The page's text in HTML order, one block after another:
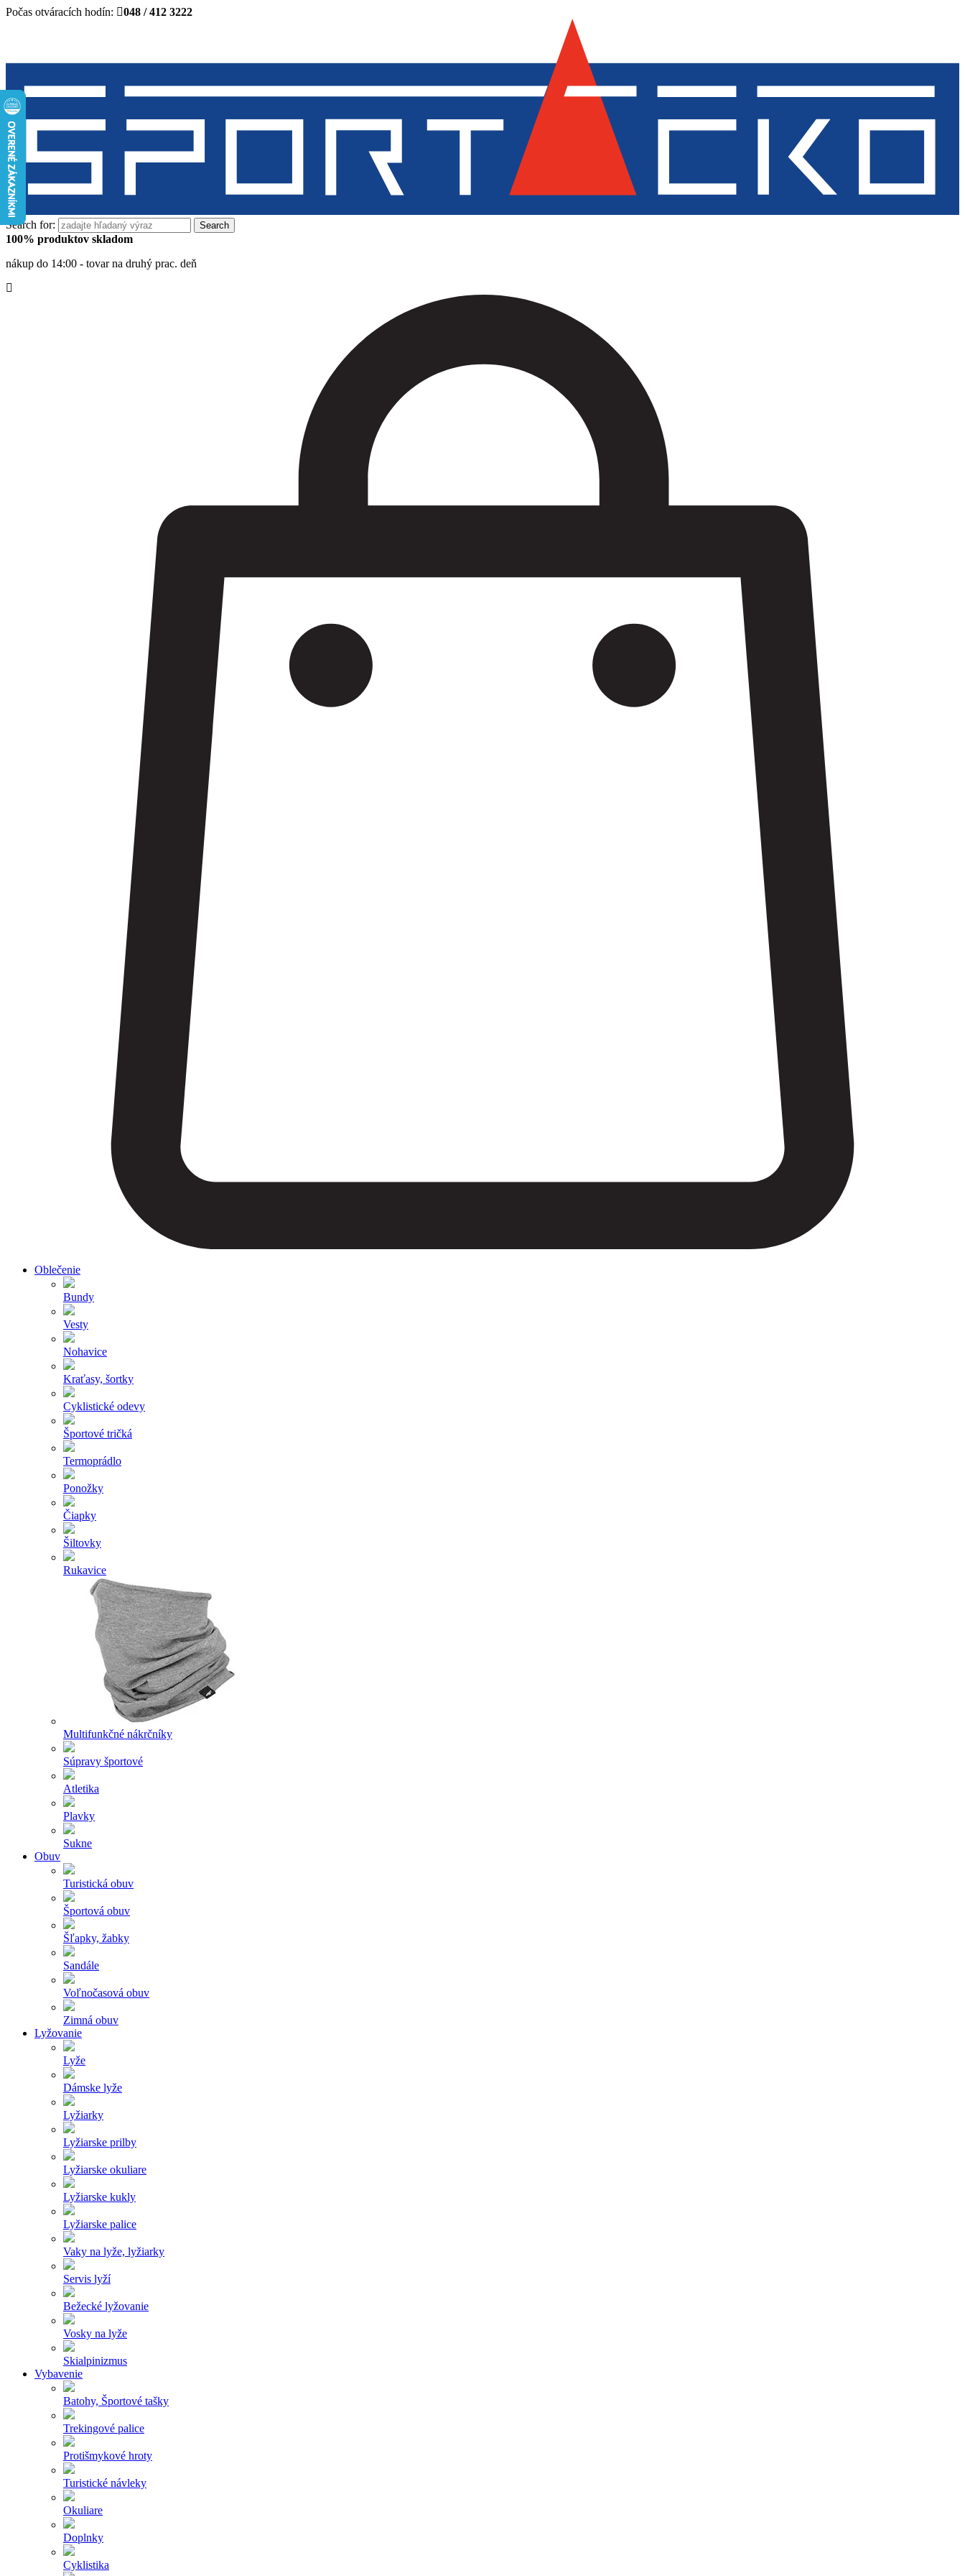
Počas otváracích hodín: 048 / 412 3222
Search for:
100% produktov skladom
nákup do 14:00 - tovar na druhý prac. deň
Oblečenie
Bundy
Vesty
Nohavice
Kraťasy, šortky
Cyklistické odevy
Športové tričká
Termoprádlo
Ponožky
Čiapky
Šiltovky
Rukavice
Multifunkčné nákrčníky
Súpravy športové
Atletika
Plavky
Sukne
Obuv
Turistická obuv
Športová obuv
Šľapky, žabky
Sandále
Voľnočasová obuv
Zimná obuv
Lyžovanie
Lyže
Dámske lyže
Lyžiarky
Lyžiarske prilby
Lyžiarske okuliare
Lyžiarske kukly
Lyžiarske palice
Vaky na lyže, lyžiarky
Servis lyží
Bežecké lyžovanie
Vosky na lyže
Skialpinizmus
Vybavenie
Batohy, Športové tašky
Trekingové palice
Protišmykové hroty
Turistické návleky
Okuliare
Doplnky
Cyklistika